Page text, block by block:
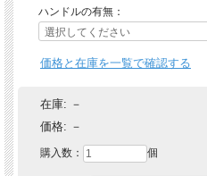
ハンドルの有無：
価格と在庫を一覧で確認する
在庫: －
価格: －
購入数： 個